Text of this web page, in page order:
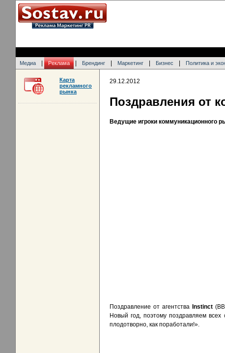
Медиа Реклама Брендинг Маркетинг Бизнес Политика и
29.12.2012
Поздравления от
Ведущие игроки коммуникационного
Поздравление от агентства Instinct
Новый год, поэтому поздравляем
плодотворно, как поработали!».
Карта
рекламного
рынка